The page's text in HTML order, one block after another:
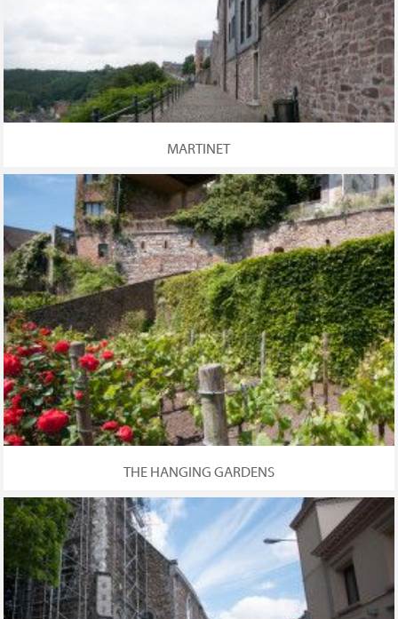
MARTINET
THE HANGING GARDENS